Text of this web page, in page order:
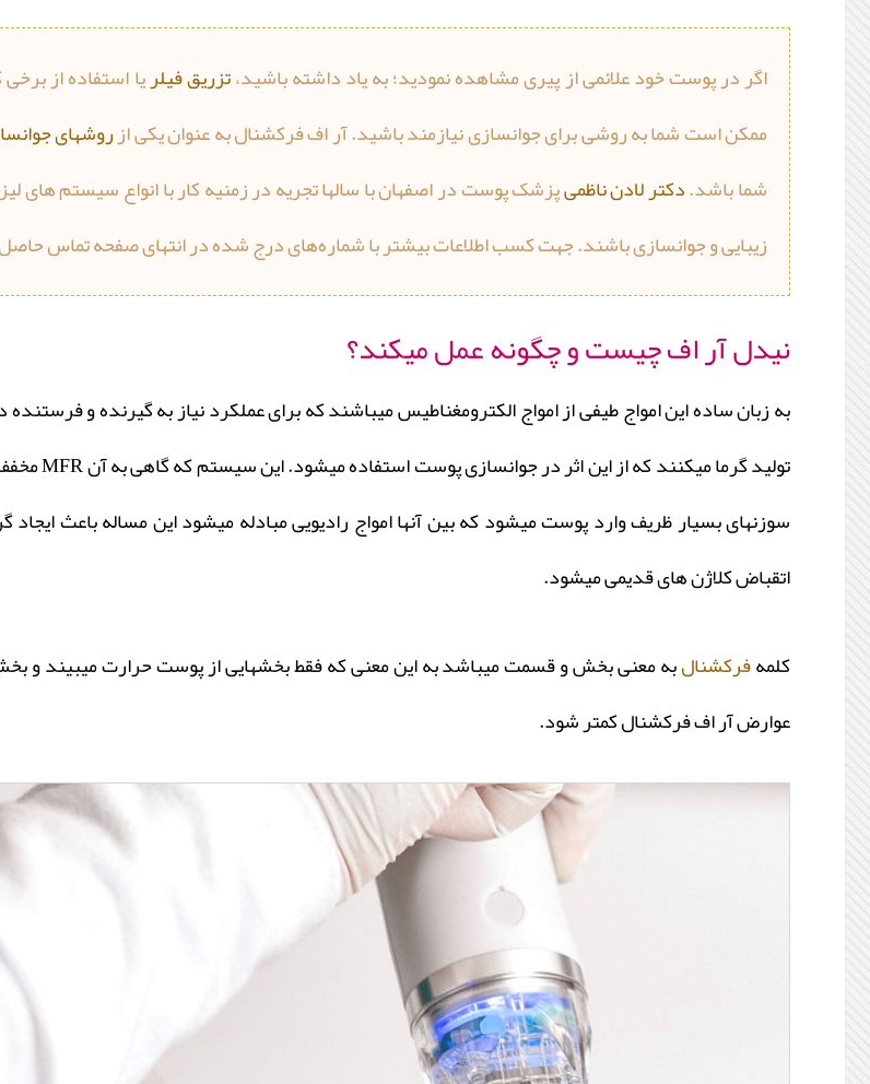
اگر در پوست خود علائمی از پیری مشاهده نمودید؛ به یاد داشته باشید،تزریق فیلریا استفاده از
ممکن است شما به روشی برای جوانسازی نیازمند باشید. آر اف فرکشنال به عنوان یکی ازروشهای
شما باشد.دکتر لادن ناظمیپزشک پوست در اصفهان با سالها تجریه در زمنیه کار با انواع سیستم های
زیبایی و جوانسازی باشند. جهت کسب اطلاعات بیشتر با شماره‌های درج شده در انتهای صفحه تماس
نیدل آر اف چیست و چگونه عمل میکند؟
به زبان ساده این امواج طیفی از امواج الکترومغناطیس میباشند که برای عملکرد نیاز به گیرنده و
سوزنهای بسیار ظریف وارد پوست میشود که بین آنها امواج رادیویی مبادله میشود این مساله باعث
اتقباض کلاژن های قدیمی میشود.
کلمهفرکشنالبه معنی بخش و قسمت میباشد به این معنی که فقط بخشهایی از پوست حرارت میبیند و
عوارض آر اف فرکشنال کمتر شود.